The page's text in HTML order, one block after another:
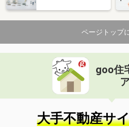
ページトップ
goo住
大手不動産サ